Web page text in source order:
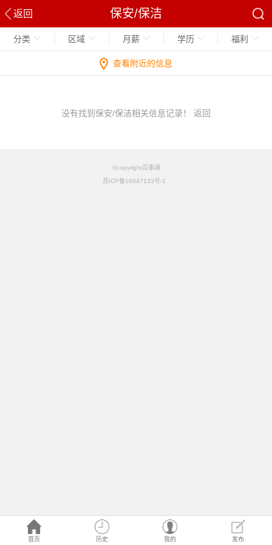
返回 保安/保洁
首页 历史 我的 发布
分类 区域 月薪 学历 福利
查看附近的信息
没有找到保安/保洁相关信息记录！ 返回
©copyright百事通
苏ICP备16047133号-1